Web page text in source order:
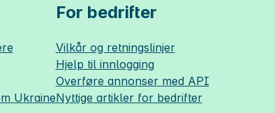
Ukraine
For bedrifter
Vilkår og retningslinjer
Hjelp til innlogging
Overføre annonser med API
Nyttige artikler for bedrifter